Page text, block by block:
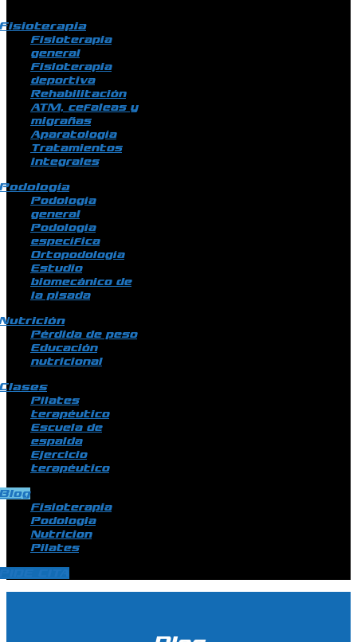
Fisioterapia
general
Fisioterapia
deportiva
Rehabilitación
ATM, cefaleas y
migrañas
Aparatología
Tratamientos
integrales
Podología
general
Podología
específica
Ortopodología
Estudio
biomecánico de
la pisada
Pérdida de peso
Educación
nutricional
Pilates
terapéutico
Escuela de
espalda
Ejercicio
terapéutico
Fisioterapia
Podologia
Nutricion
Pilates